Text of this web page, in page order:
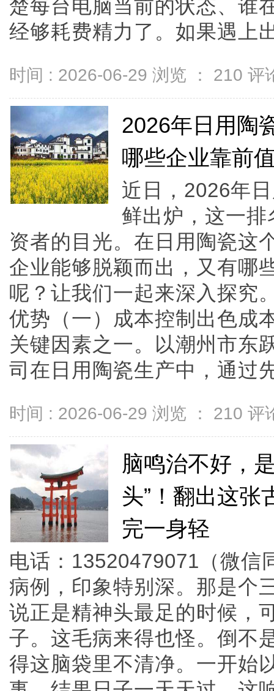
楚每台电脑当前的状态、谁
经够耗费精力了。如果遇上
时间 : 2026-06-29 浏览 ： 210 评
2026年日用陶
哪些企业靠前
近日，2026年
鲜出炉，这一
资者的目光。在日用陶瓷这
企业能够脱颖而出，又有哪
呢？让我们一起来深入探究
优势（一）成本控制出色成
关键因素之一。以潮州市东
司在日用陶瓷生产中，通过
时间 : 2026-06-29 浏览 ： 210 评
脑鸣治不好，
头”！翻出这张
完一身轻
电话：13520479071（微信
病例，印象特别深。那是个
说正是精神头最足的时候，
子。这毛病来得也怪。倒不
得这脑袋里不清净。一开始